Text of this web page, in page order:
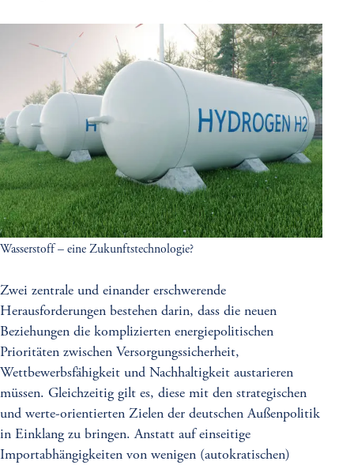
Wasserstoff – eine Zukunftstechnologie?
Zwei zentrale und einander erschwerende
Herausforderungen bestehen darin, dass die neuen
Beziehungen die komplizierten energiepolitischen
Prioritäten zwischen Versorgungssicherheit,
Wettbewerbsfähigkeit und Nachhaltigkeit austarieren
müssen. Gleichzeitig gilt es, diese mit den strategischen
und werte-orientierten Zielen der deutschen Außenpolitik
in Einklang zu bringen. Anstatt auf einseitige
Importabhängigkeiten von wenigen (autokratischen)